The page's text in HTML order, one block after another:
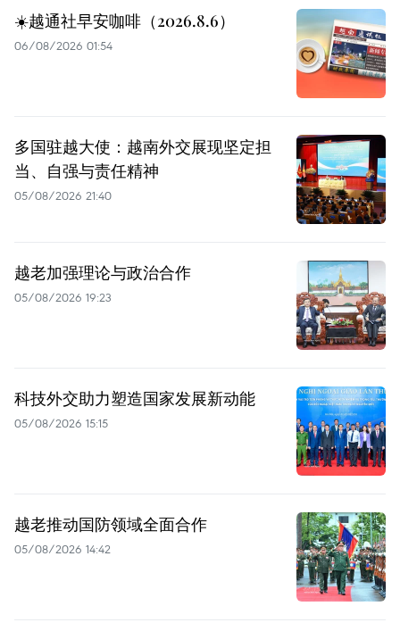
☀️越通社早安咖啡（2026.8.6）
06/08/2026 01:54
多国驻越大使：越南外交展现坚定担
当、自强与责任精神
05/08/2026 21:40
越老加强理论与政治合作
05/08/2026 19:23
科技外交助力塑造国家发展新动能
05/08/2026 15:15
越老推动国防领域全面合作
05/08/2026 14:42